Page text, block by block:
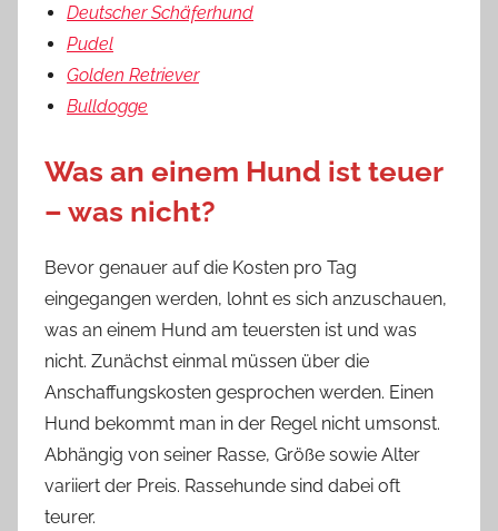
Deutscher Schäferhund
Pudel
Golden Retriever
Bulldogge
Was an einem Hund ist teuer
– was nicht?
Bevor genauer auf die Kosten pro Tag
eingegangen werden, lohnt es sich anzuschauen,
was an einem Hund am teuersten ist und was
nicht. Zunächst einmal müssen über die
Anschaffungskosten gesprochen werden. Einen
Hund bekommt man in der Regel nicht umsonst.
Abhängig von seiner Rasse, Größe sowie Alter
variiert der Preis. Rassehunde sind dabei oft
teurer.